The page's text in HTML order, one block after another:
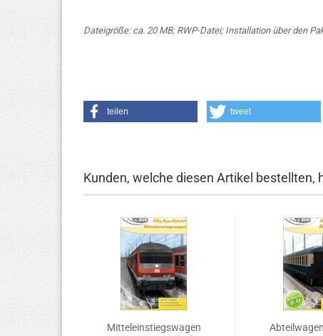
Dateigröße: ca. 20 MB; RWP-Datei; Installation über den
teilen tweet
Kunden, welche diesen Artikel bestellten,
Mitteleinstiegswagen